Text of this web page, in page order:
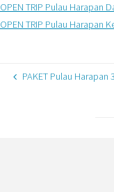
OPEN TRIP Pulau Harapan
OPEN TRIP Pulau Harapan
PAKET Pulau Harapan